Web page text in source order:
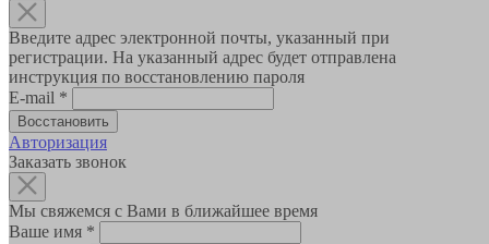
Введите адрес электронной почты, указанный при
регистрации. На указанный адрес будет отправлена
инструкция по восстановлению пароля
E-mail *
Авторизация
Заказать звонок
Мы свяжемся с Вами в ближайшее время
Ваше имя *